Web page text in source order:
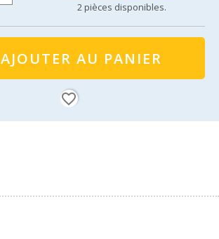
2pièces disponibles.
AJOUTER AU PANIER
favorite_border